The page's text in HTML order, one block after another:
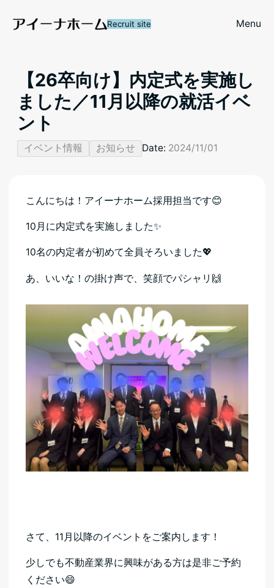
Recruit site Menu
【26卒向け】内定式を実施し
ました／11月以降の就活イベ
ント
イベント情報 お知らせ Date: 2024/11/01
こんにちは！アイーナホーム採用担当です😊
10月に内定式を実施しました✨
10名の内定者が初めて全員そろいました💖
あ、いいな！の掛け声で、笑顔でパシャリ🙌
さて、11月以降のイベントをご案内します！
少しでも不動産業界に興味がある方は是非ご予約
ください😄